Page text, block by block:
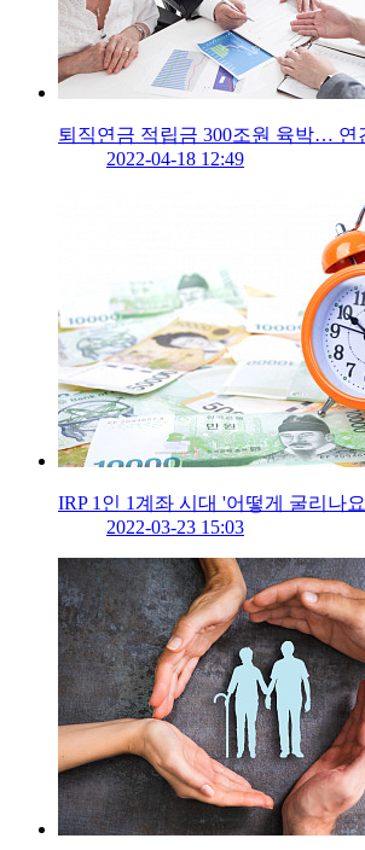
퇴직연금 적립금 300조원 육박… 연
2022-04-18 12:49
IRP 1인 1계좌 시대 '어떻게 굴리나
2022-03-23 15:03